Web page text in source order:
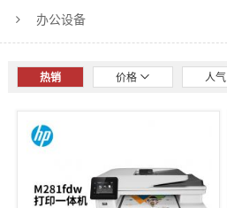
办公设备
热销 价格 人气